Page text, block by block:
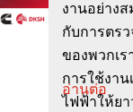
งานอย่างส
กับการตร
ของพวกเร
การใช้งาน
ไฟฟ้าให้ย
อ่านต่อ